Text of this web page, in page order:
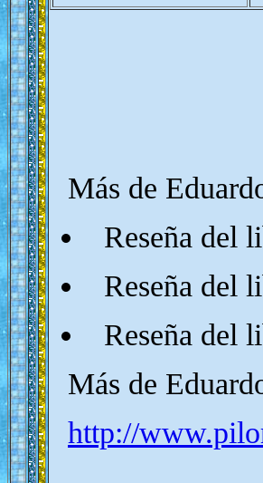
Más de
Reseña del
Reseña del
Reseña del
Más de
http://